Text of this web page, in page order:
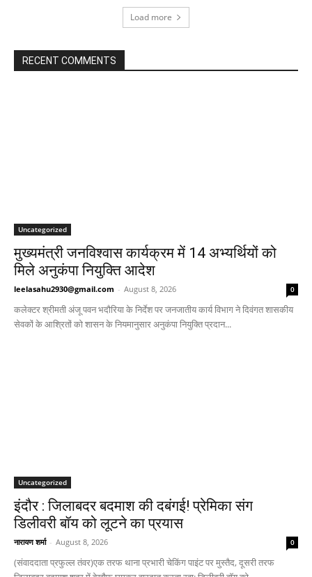
Load more
RECENT COMMENTS
Uncategorized
मुख्यमंत्री जनविश्वास कार्यक्रम में 14 अभ्यर्थियों को
मिले अनुकंपा नियुक्ति आदेश
leelasahu2930@gmail.com - August 8, 2026 0
कलेक्टर श्रीमती अंजू पवन भदौरिया के निर्देश पर जनजातीय कार्य विभाग ने दिवंगत शासकीय
सेवकों के आश्रितों को शासन के नियमानुसार अनुकंपा नियुक्ति प्रदान...
Uncategorized
इंदौर : जिलाबदर बदमाश की दबंगई! प्रेमिका संग
डिलीवरी बॉय को लूटने का प्रयास
नारायण शर्मा - August 8, 2026 0
(संवाददाता प्रफुल्ल तंवर)एक तरफ थाना प्रभारी चेकिंग पाइंट पर मुस्तैद, दूसरी तरफ